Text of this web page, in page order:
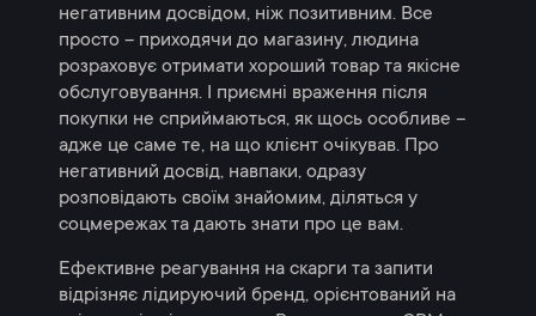
негативним досвідом, ніж позитивним. Все
просто – приходячи до магазину, людина
розраховує отримати хороший товар та якісне
обслуговування. І приємні враження після
покупки не сприймаються, як щось особливе –
адже це саме те, на що клієнт очікував. Про
негативний досвід, навпаки, одразу
розповідають своїм знайомим, діляться у
соцмережах та дають знати про це вам.
Ефективне реагування на скарги та запити
відрізняє лідируючий бренд, орієнтований на